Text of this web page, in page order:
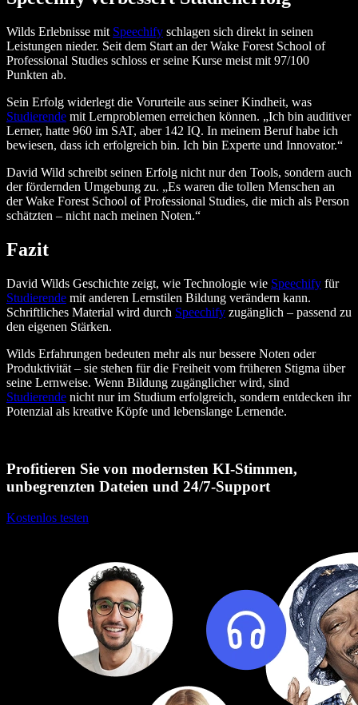
Wilds Erlebnisse mit Speechify schlagen sich direkt in seinen
Leistungen nieder. Seit dem Start an der Wake Forest School of
Professional Studies schloss er seine Kurse meist mit 97/100
Punkten ab.
Sein Erfolg widerlegt die Vorurteile aus seiner Kindheit, was
Studierende mit Lernproblemen erreichen können. „Ich bin auditiver
Lerner, hatte 960 im SAT, aber 142 IQ. In meinem Beruf habe ich
bewiesen, dass ich erfolgreich bin. Ich bin Experte und Innovator.“
David Wild schreibt seinen Erfolg nicht nur den Tools, sondern auch
der fördernden Umgebung zu. „Es waren die tollen Menschen an
der Wake Forest School of Professional Studies, die mich als Person
schätzten – nicht nach meinen Noten.“
Fazit
David Wilds Geschichte zeigt, wie Technologie wie Speechify für
Studierende mit anderen Lernstilen Bildung verändern kann.
Schriftliches Material wird durch Speechify zugänglich – passend zu
den eigenen Stärken.
Wilds Erfahrungen bedeuten mehr als nur bessere Noten oder
Produktivität – sie stehen für die Freiheit vom früheren Stigma über
seine Lernweise. Wenn Bildung zugänglicher wird, sind
Studierende nicht nur im Studium erfolgreich, sondern entdecken ihr
Potenzial als kreative Köpfe und lebenslange Lernende.
Profitieren Sie von modernsten KI-Stimmen,
unbegrenzten Dateien und 24/7-Support
Kostenlos testen